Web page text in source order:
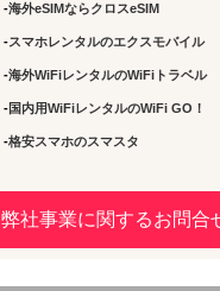
海外eSIMならクロスeSIM
スマホレンタルのエクスモバイル
海外WiFiレンタルのWiFiトラベル
国内用WiFiレンタルのWiFi GO！
格安スマホのスマスタ
弊社事業に関するお問合